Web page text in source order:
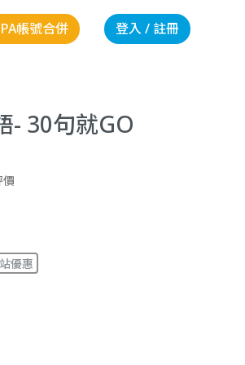
帳號合併 登入 / 註冊
- 30句就GO
價
優惠